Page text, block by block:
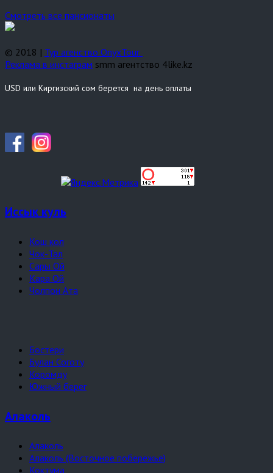
Cмотреть все пансионаты
© 2018 | Тур агенство OnyxTour.
Реклама в инстаграм smm агентство 4like.kz
USD или Киргизский сом берется на день оплаты
Иссык куль
Кош кол
Чок-Тал
Сары Ой
Кара Ой
Чолпон Ата
Бостери
Булан Соготу
Коромду
Южный берег
Алаколь
Алаколь
Алаколь (Восточное побережье)
Коктума